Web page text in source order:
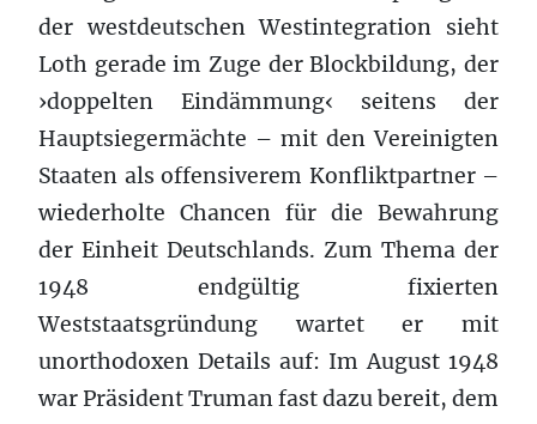
der westdeutschen Westintegration sieht
Loth gerade im Zuge der Blockbildung, der
›doppelten Eindämmung‹ seitens der
Hauptsiegermächte – mit den Vereinigten
Staaten als offensiverem Konfliktpartner –
wiederholte Chancen für die Bewahrung
der Einheit Deutschlands. Zum Thema der
1948 endgültig fixierten
Weststaatsgründung wartet er mit
unorthodoxen Details auf: Im August 1948
war Präsident Truman fast dazu bereit, dem